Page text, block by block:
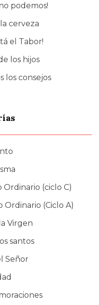
podemos!
cerveza
el Tabor!
los hijos
los consejos
(ciclo C)
Ordinario (Ciclo A)
Virgen
santos
Señor